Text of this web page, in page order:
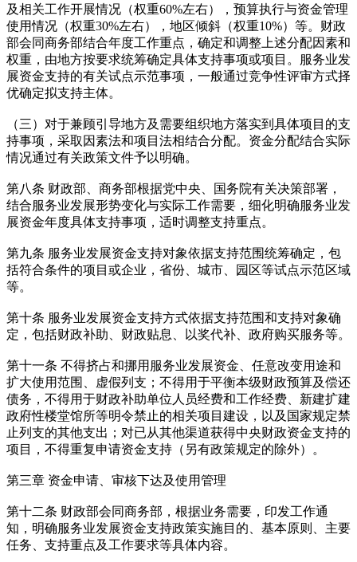
及相关工作开展情况（权重60%左右），预算执行与资金管理
使用情况（权重30%左右），地区倾斜（权重10%）等。财政
部会同商务部结合年度工作重点，确定和调整上述分配因素和
权重，由地方按要求统筹确定具体支持事项或项目。服务业发
展资金支持的有关试点示范事项，一般通过竞争性评审方式择
优确定拟支持主体。
（三）对于兼顾引导地方及需要组织地方落实到具体项目的支
持事项，采取因素法和项目法相结合分配。资金分配结合实际
情况通过有关政策文件予以明确。
第八条 财政部、商务部根据党中央、国务院有关决策部署，
结合服务业发展形势变化与实际工作需要，细化明确服务业发
展资金年度具体支持事项，适时调整支持重点。
第九条 服务业发展资金支持对象依据支持范围统筹确定，包
括符合条件的项目或企业，省份、城市、园区等试点示范区域
等。
第十条 服务业发展资金支持方式依据支持范围和支持对象确
定，包括财政补助、财政贴息、以奖代补、政府购买服务等。
第十一条 不得挤占和挪用服务业发展资金、任意改变用途和
扩大使用范围、虚假列支；不得用于平衡本级财政预算及偿还
债务，不得用于财政补助单位人员经费和工作经费、新建扩建
政府性楼堂馆所等明令禁止的相关项目建设，以及国家规定禁
止列支的其他支出；对已从其他渠道获得中央财政资金支持的
项目，不得重复申请资金支持（另有政策规定的除外）。
第三章 资金申请、审核下达及使用管理
第十二条 财政部会同商务部，根据业务需要，印发工作通
知，明确服务业发展资金支持政策实施目的、基本原则、主要
任务、支持重点及工作要求等具体内容。